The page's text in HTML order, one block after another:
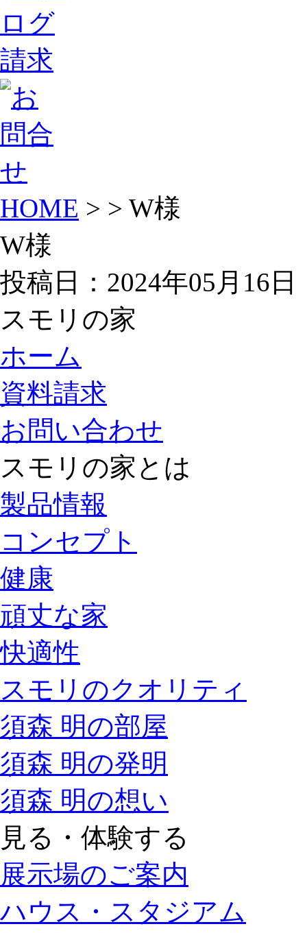
HOME > > W様
W様
投稿日：2024年05月16日
スモリの家
ホーム
資料請求
お問い合わせ
スモリの家とは
製品情報
コンセプト
健康
頑丈な家
快適性
スモリのクオリティ
須森 明の部屋
須森 明の発明
須森 明の想い
見る・体験する
展示場のご案内
ハウス・スタジアム